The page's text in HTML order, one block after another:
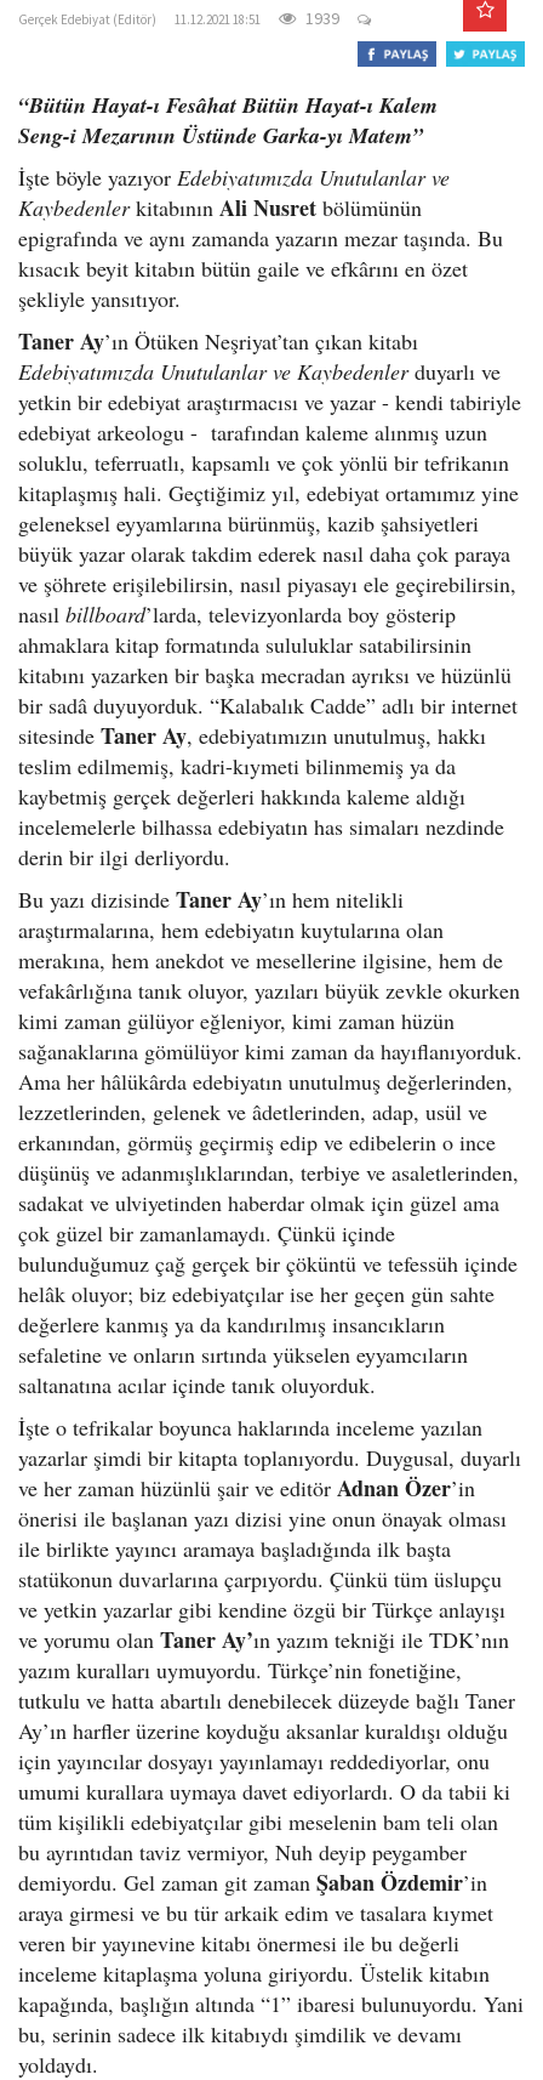
o
Gerçek Edebiyat (Editör) 11.12.2021 18:51 1939
“Bütün Hayat-ı Fesâhat Bütün Hayat-ı Kalem
Seng-i Mezarının Üstünde Garka-yı Matem”
İşte böyle yazıyor Edebiyatımızda Unutulanlar ve
Kaybedenlerkitabının Ali Nusret bölümünün
epigrafında ve aynı zamanda yazarın mezar taşında. Bu
kısacık beyit kitabın bütün gaile ve efkârını en özet
şekliyle yansıtıyor.
Taner Ay’ın Ötüken Neşriyat’tan çıkan kitabı
Edebiyatımızda Unutulanlar ve Kaybedenlerduyarlı ve
yetkin bir edebiyat araştırmacısı ve yazar - kendi tabiriyle
edebiyat arkeologu - tarafından kaleme alınmış uzun
soluklu, teferruatlı, kapsamlı ve çok yönlü bir tefrikanın
kitaplaşmış hali. Geçtiğimiz yıl, edebiyat ortamımız yine
geleneksel eyyamlarına bürünmüş, kazib şahsiyetleri
büyük yazar olarak takdim ederek nasıl daha çok paraya
ve şöhrete erişilebilirsin, nasıl piyasayı ele geçirebilirsin,
nasıl billboard’larda, televizyonlarda boy gösterip
ahmaklara kitap formatında sululuklar satabilirsinin
kitabını yazarken bir başka mecradan ayrıksı ve hüzünlü
bir sadâ duyuyorduk. “Kalabalık Cadde” adlı bir internet
sitesinde Taner Ay, edebiyatımızın unutulmuş, hakkı
teslim edilmemiş, kadri-kıymeti bilinmemiş ya da
kaybetmiş gerçek değerleri hakkında kaleme aldığı
incelemelerle bilhassa edebiyatın has simaları nezdinde
derin bir ilgi derliyordu.
Bu yazı dizisinde Taner Ay’ın hem nitelikli
araştırmalarına, hem edebiyatın kuytularına olan
merakına, hem anekdot ve mesellerine ilgisine, hem de
vefakârlığına tanık oluyor, yazıları büyük zevkle okurken
kimi zaman gülüyor eğleniyor, kimi zaman hüzün
sağanaklarına gömülüyor kimi zaman da hayıflanıyorduk.
Ama her hâlükârda edebiyatın unutulmuş değerlerinden,
lezzetlerinden, gelenek ve âdetlerinden, adap, usül ve
erkanından, görmüş geçirmiş edip ve edibelerin o ince
düşünüş ve adanmışlıklarından, terbiye ve asaletlerinden,
sadakat ve ulviyetinden haberdar olmak için güzel ama
çok güzel bir zamanlamaydı. Çünkü içinde
bulunduğumuz çağ gerçek bir çöküntü ve tefessüh içinde
helâk oluyor; biz edebiyatçılar ise her geçen gün sahte
değerlere kanmış ya da kandırılmış insancıkların
sefaletine ve onların sırtında yükselen eyyamcıların
saltanatına acılar içinde tanık oluyorduk.
İşte o tefrikalar boyunca haklarında inceleme yazılan
yazarlar şimdi bir kitapta toplanıyordu. Duygusal, duyarlı
ve her zaman hüzünlü şair ve editör Adnan Özer’in
önerisi ile başlanan yazı dizisi yine onun önayak olması
ile birlikte yayıncı aramaya başladığında ilk başta
statükonun duvarlarına çarpıyordu. Çünkü tüm üslupçu
ve yetkin yazarlar gibi kendine özgü bir Türkçe anlayışı
ve yorumu olan Taner Ay’ın yazım tekniği ile TDK’nın
yazım kuralları uymuyordu. Türkçe’nin fonetiğine,
tutkulu ve hatta abartılı denebilecek düzeyde bağlı Taner
Ay’ın harfler üzerine koyduğu aksanlar kuraldışı olduğu
için yayıncılar dosyayı yayınlamayı reddediyorlar, onu
umumi kurallara uymaya davet ediyorlardı. O da tabii ki
tüm kişilikli edebiyatçılar gibi meselenin bam teli olan
bu ayrıntıdan taviz vermiyor, Nuh deyip peygamber
demiyordu. Gel zaman git zaman Şaban Özdemir’in
araya girmesi ve bu tür arkaik edim ve tasalara kıymet
veren bir yayınevine kitabı önermesi ile bu değerli
inceleme kitaplaşma yoluna giriyordu. Üstelik kitabın
kapağında, başlığın altında “1” ibaresi bulunuyordu. Yani
bu, serinin sadece ilk kitabıydı şimdilik ve devamı
yoldaydı.